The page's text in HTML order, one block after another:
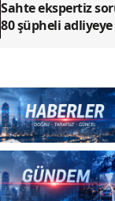
Sahte ekspertiz
80 şüpheli